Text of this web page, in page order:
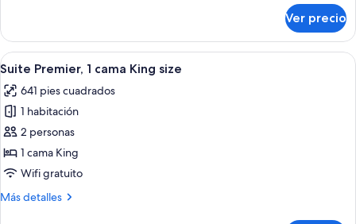
en
esquina
Premier,
cama
size,
en
esquina
Ver precio
Abrir
todas
las
fotos
de
Suite
Premier,
cama
Sábanas italianas Frette y ropa de
8
Suite Premier, 1 cama King size
641 pies cuadrados
1 habitación
2 personas
1 cama King
Wifi gratuito
Más detalles
Más